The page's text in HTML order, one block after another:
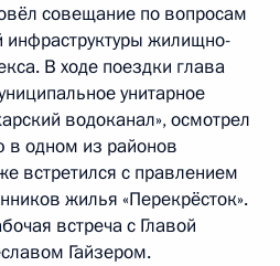
совещание по вопросам
инфраструктуры жилищно-
В ходе поездки глава
унитарное
водоканал», осмотрел
в одном из районов
встретился с правлением
жилья «Перекрёсток».
встреча с Главой
Гайзером.